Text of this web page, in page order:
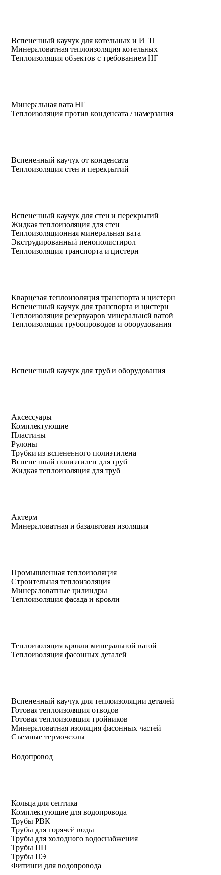
Вспененный каучук для котельных и ИТП
Минераловатная теплоизоляция котельных
Теплоизоляция объектов с требованием НГ
Минеральная вата НГ
Теплоизоляция против конденсата / намерзания
Вспененный каучук от конденсата
Теплоизоляция стен и перекрытий
Вспененный каучук для стен и перекрытий
Жидкая теплоизоляция для стен
Теплоизоляционная минеральная вата
Экструдированный пенополистирол
Теплоизоляция транспорта и цистерн
Кварцевая теплоизоляция транспорта и цистерн
Вспененный каучук для транспорта и цистерн
Теплоизоляция резервуаров минеральной ватой
Теплоизоляция трубопроводов и оборудования
Вспененный каучук для труб и оборудования
Аксессуары
Комплектующие
Пластины
Рулоны
Трубки из вспененного полиэтилена
Вспененный полиэтилен для труб
Жидкая теплоизоляция для труб
Актерм
Минераловатная и базальтовая изоляция
Промышленная теплоизоляция
Строительная теплоизоляция
Минераловатные цилиндры
Теплоизоляция фасада и кровли
Теплоизоляция кровли минеральной ватой
Теплоизоляция фасонных деталей
Вспененный каучук для теплоизоляции деталей
Готовая теплоизоляция отводов
Готовая теплоизоляция тройников
Минераловатная изоляция фасонных частей
Съемные термочехлы
Водопровод
Кольца для септика
Комплектующие для водопровода
Трубы РВК
Трубы для горячей воды
Трубы для холодного водоснабжения
Трубы ПП
Трубы ПЭ
Фитинги для водопровода